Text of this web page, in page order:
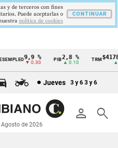
9,9 %
▼ 0.30
PIB2,8 %
▲ 0.10
TRM
▲
Jueves 3 y 6 3 y 6
person search
Agosto de 2026
y de terceros con fines
Puede aceptarlas o
politica de cookies
CONTINUAR